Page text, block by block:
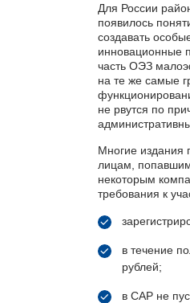
Для России
появилось
создавать
инновационные
часть ОЭЗ
на те же самые
не рвутся по
Многие издания
лицам, попавшим
некоторым
требования к
в течение
рублей;
в САР не